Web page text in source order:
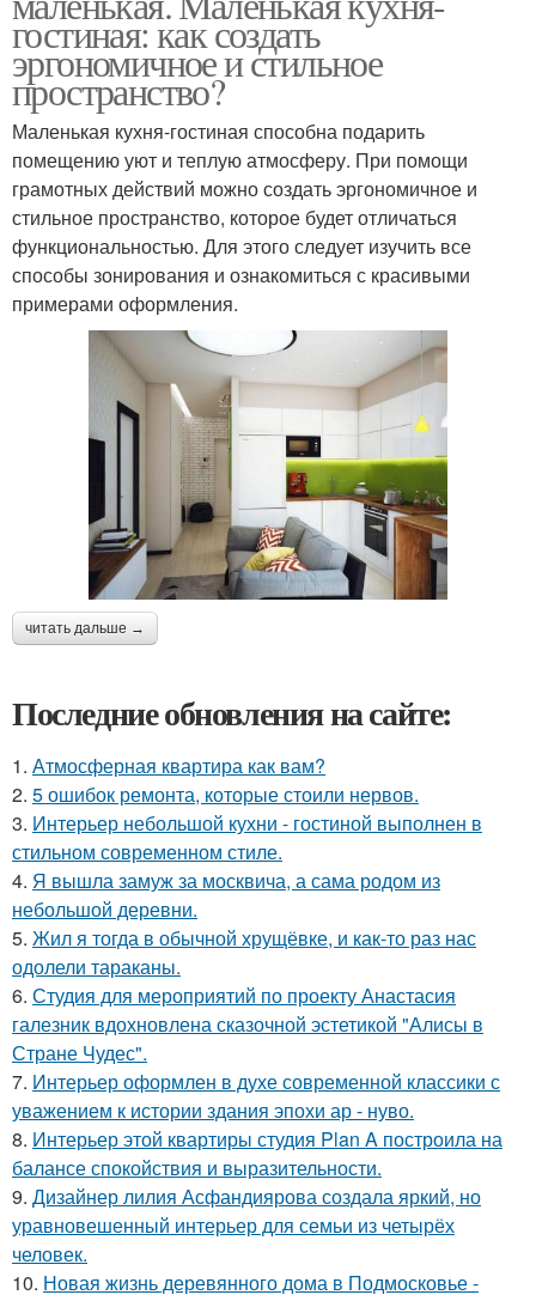
гостиная: как создать
эргономичное и стильное
пространство?
Маленькая кухня-гостиная способна подарить
помещению уют и теплую атмосферу. При помощи
грамотных действий можно создать эргономичное и
стильное пространство, которое будет отличаться
функциональностью. Для этого следует изучить все
способы зонирования и ознакомиться с красивыми
примерами оформления.
читать дальше →
Последние обновления на сайте:
1. Атмосферная квартира как вам?
2. 5 ошибок ремонта, которые стоили нервов.
3. Интерьер небольшой кухни - гостиной выполнен в
стильном современном стиле.
4. Я вышла замуж за москвича, а сама родом из
небольшой деревни.
5. Жил я тогда в обычной хрущёвке, и как-то раз нас
одолели тараканы.
6. Студия для мероприятий по проекту Анастасия
галезник вдохновлена сказочной эстетикой "Алисы в
Стране Чудес".
7. Интерьер оформлен в духе современной классики с
уважением к истории здания эпохи ар - нуво.
8. Интерьер этой квартиры студия Plan A построила на
балансе спокойствия и выразительности.
9. Дизайнер лилия Асфандиярова создала яркий, но
уравновешенный интерьер для семьи из четырёх
человек.
10. Новая жизнь деревянного дома в Подмосковье -